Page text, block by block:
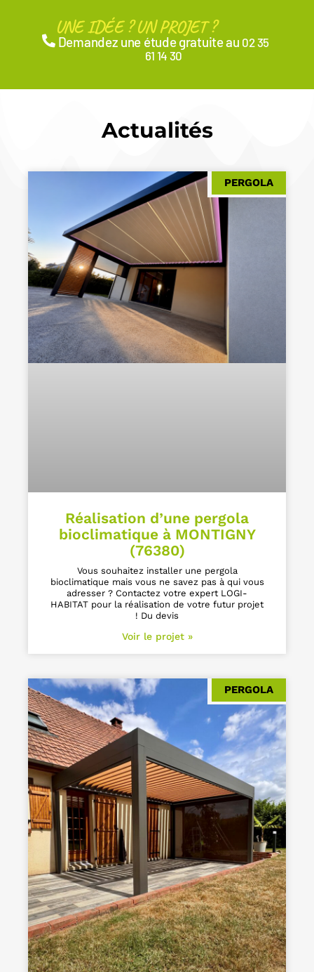
UNE IDÉE ? UN PROJET ?
Demandez une étude gratuite au 02 35
61 14 30
Actualités
PERGOLA
Réalisation d’une pergola
bioclimatique à MONTIGNY
(76380)
Vous souhaitez installer une pergola
bioclimatique mais vous ne savez pas à qui vous
adresser ? Contactez votre expert LOGI-
HABITAT pour la réalisation de votre futur projet
! Du devis
Voir le projet »
PERGOLA